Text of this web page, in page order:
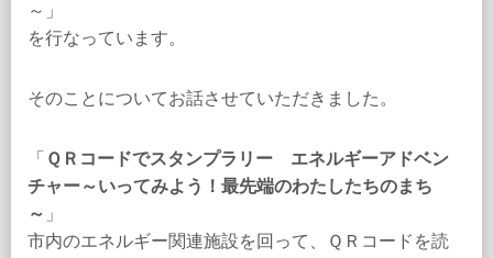
～」
を行なっています。
そのことについてお話させていただきました。
「 ＱＲコードでスタンプラリー エネルギーアドベン
チャー～いってみよう！最先端のわたしたちのまち
～ 」
市内のエネルギー関連施設を回って、ＱＲコードを読